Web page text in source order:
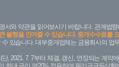
서와 약관을 읽어보시기 바랍니다. 관계법
불행을 안겨줄 수 있습니다. 중개수수료를
있습니다. 대부중개업체는 금융회사의
, 2021. 7. 7부터 체결, 갱신, 연장되는 계